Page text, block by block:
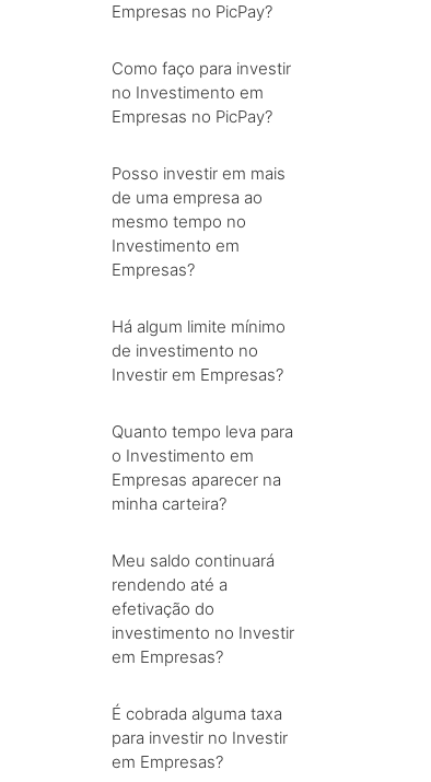
Empresas no PicPay?
Como faço para investir
no Investimento em
Empresas no PicPay?
Posso investir em mais
de uma empresa ao
mesmo tempo no
Investimento em
Empresas?
Há algum limite mínimo
de investimento no
Investir em Empresas?
Quanto tempo leva para
o Investimento em
Empresas aparecer na
minha carteira?
Meu saldo continuará
rendendo até a
efetivação do
investimento no Investir
em Empresas?
É cobrada alguma taxa
para investir no Investir
em Empresas?